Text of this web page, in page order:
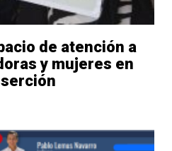
de atención a
y mujeres en